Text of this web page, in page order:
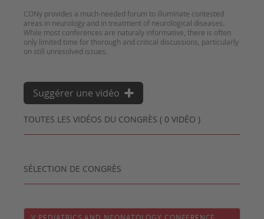
CONy provides a much-needed forum to illuminate contested
areas in neurology and in treatment of neurological diseases.
While most conferences are naturaly informative, there is often
only limited time for thorough and critical discussions, particularly
TOUTES LES VIDÉOS DU CONGRÈS ( 0 VIDÉO )
Suggérer une vidéo
SÉLECTION DE CONGRÈS